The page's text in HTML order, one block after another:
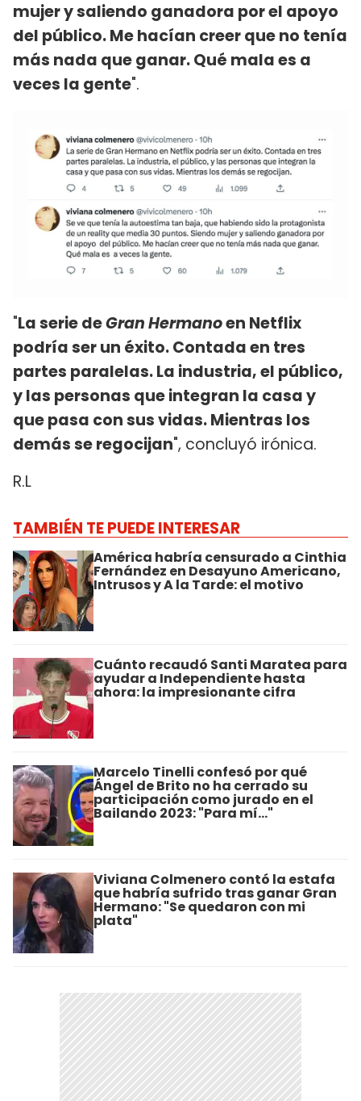
mujer y saliendo ganadora por el apoyo
del público. Me hacían creer que no tenía
más nada que ganar. Qué mala es a
veces la gente".
"La serie deGran Hermanoen Netflix
podría ser un éxito. Contada en tres
partes paralelas. La industria, el público,
y las personas que integran la casa y
que pasa con sus vidas. Mientras los
demás se regocijan", concluyó irónica.
R.L
TAMBIÉN TE PUEDE INTERESAR
América habría censurado a Cinthia
Fernández en Desayuno Americano,
Intrusos y A la Tarde: el motivo
Cuánto recaudó Santi Maratea para
ayudar a Independiente hasta
ahora: la impresionante cifra
Marcelo Tinelli confesó por qué
Ángel de Brito no ha cerrado su
participación como jurado en el
Bailando 2023: "Para mí..."
Viviana Colmenero contó la estafa
que habría sufrido tras ganar Gran
Hermano: "Se quedaron con mi
plata"